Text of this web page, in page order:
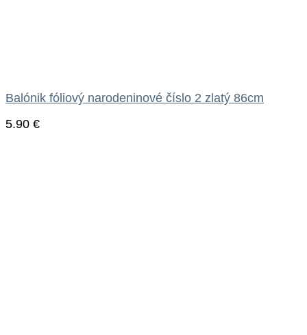
Balónik fóliový narodeninové číslo 2 zlatý 86cm
5.90 €